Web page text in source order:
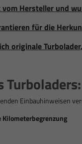
Hersteller und
für die
originale
Turboladers:
Einbauhinweisen